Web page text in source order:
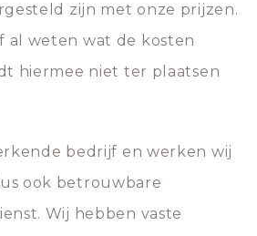
zijn met onze prijzen.
al weten wat de kosten
hiermee niet ter plaatsen
bedrijf en werken wij
ook betrouwbare
Wij hebben vaste